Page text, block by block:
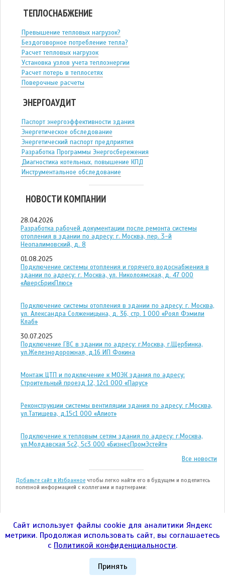
ТЕПЛОСНАБЖЕНИЕ
Превышение тепловых нагрузок?
Бездоговорное потребление тепла?
Расчет тепловых нагрузок
Установка узлов учета теплоэнергии
Расчет потерь в теплосетях
Поверочные расчеты
ЭНЕРГОАУДИТ
Паспорт энергоэффективности здания
Энергетическое обследование
Энергетический паспорт предприятия
Разработка Программы Энергосбережения
Диагностика котельных, повышение КПД
Инструментальное обследование
НОВОСТИ КОМПАНИИ
28.04.2026
Разработка рабочей документации после ремонта системы
отопления в здании по адресу: г. Москва, пер. 3-й
Неопалимовский, д. 8
01.08.2025
Подключение системы отопления и горячего водоснабжения в
здании по адресу: г. Москва, ул. Николоямская, д. 47 ООО
«АверсБрикПлюс»
Подключение системы отопления в здании по адресу: г. Москва,
ул. Александра Солженицына, д. 36, стр. 1 ООО «Роял Фэмили
Клаб»
30.07.2025
Подключение ГВС в здании по адресу: г.Москва, г.Щербинка,
ул.Железнодорожная, д.16 ИП Фокина
Монтаж ЦТП и подключение к МОЭК здания по адресу:
Строительный проезд 12, 12с1 ООО «Парус»
Реконструкции системы вентиляции здания по адресу: г.Москва,
ул.Татищева, д.15с1 ООО «Алиот»
Подключение к тепловым сетям здания по адресу: г.Москва,
ул.Молдавская 5с2, 5с3 ООО «БизнесПромЭстейт»
Все новости
Добавьте сайт в Избранное чтобы легко найти его в будущем и поделитесь
полезной информацией с коллегами и партнерами:
ООО "ЭНЕРГОТЕСТ" © 2004—2026гг.
город Москва, Улица 1905 года, дом 7, стр. 1,
Политика конфиденциальности
|
Cert.ru
Сайт использует файлы cookie для аналитики Яндекс
метрики. Продолжая использовать сайт, вы соглашаетесь
с Политикой конфиденциальности.
Принять